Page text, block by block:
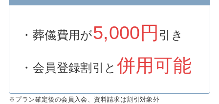
・葬儀費用が5,000円 引き
・会員登録割引と 併用可能
※プラン確定後の会員入会、資料請求は割引対象外